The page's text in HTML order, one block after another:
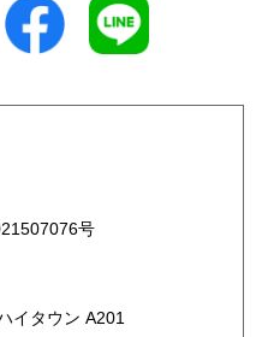
三重県
島根県
号
イタウン A201